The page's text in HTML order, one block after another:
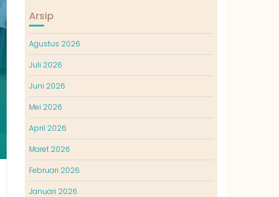
Arsip
Agustus 2026
Juli 2026
Juni 2026
Mei 2026
April 2026
Maret 2026
Februari 2026
Januari 2026